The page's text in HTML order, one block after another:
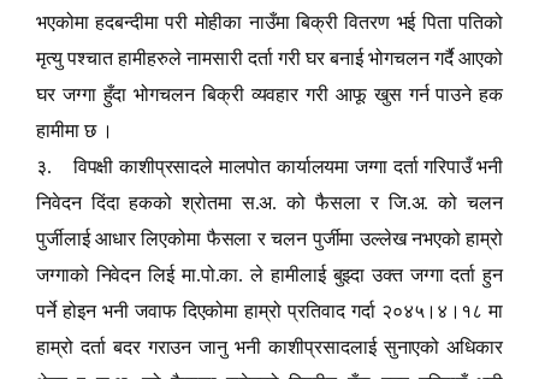
भएकोमा हदबन्दीमा परी मोहीका नाउँमा बिक्री वितरण भई पिता पतिको
मृत्यु पश्चात हामीहरुले नामसारी दर्ता गरी घर बनाई भोगचलन गर्दै आएको
घर जग्गा हुँदा भोगचलन बिक्री व्यवहार गरी आफू खुस गर्न पाउने हक
हामीमा छ ।
३. विपक्षी काशीप्रसादले मालपोत कार्यालयमा जग्गा दर्ता गरिपाउँ भनी
निवेदन दिंदा हकको श्रोतमा स.अ. को फैसला र जि.अ. को चलन
पुर्जीलाई आधार लिएकोमा फैसला र चलन पुर्जीमा उल्लेख नभएको हाम्रो
जग्गाको निवेदन लिई मा.पो.का. ले हामीलाई बुझ्दा उक्त जग्गा दर्ता हुन
पर्ने होइन भनी जवाफ दिएकोमा हाम्रो प्रतिवाद गर्दा २०४५।४।१८ मा
हाम्रो दर्ता बदर गराउन जानु भनी काशीप्रसादलाई सुनाएको अधिकार